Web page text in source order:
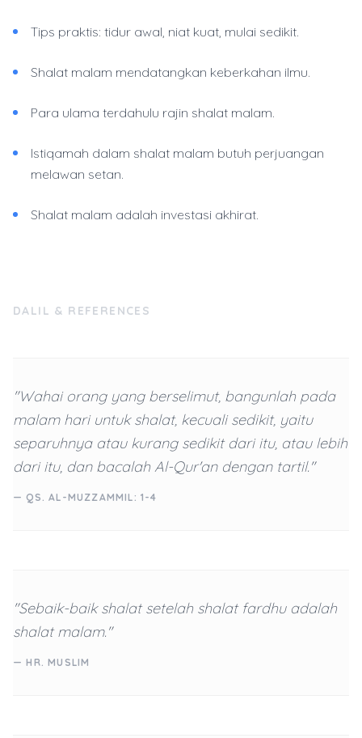
Tips praktis: tidur awal, niat kuat, mulai sedikit.
Shalat malam mendatangkan keberkahan ilmu.
Para ulama terdahulu rajin shalat malam.
Istiqamah dalam shalat malam butuh perjuangan
melawan setan.
Shalat malam adalah investasi akhirat.
DALIL & REFERENCES
"Wahai orang yang berselimut, bangunlah pada
malam hari untuk shalat, kecuali sedikit, yaitu
separuhnya atau kurang sedikit dari itu, atau lebih
dari itu, dan bacalah Al-Qur'an dengan tartil."
— QS. AL-MUZZAMMIL: 1-4
"Sebaik-baik shalat setelah shalat fardhu adalah
shalat malam."
— HR. MUSLIM